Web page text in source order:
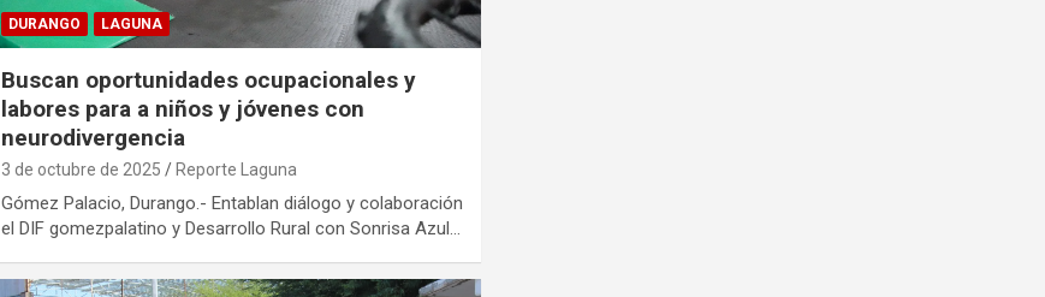
DURANGO LAGUNA
Buscan oportunidades ocupacionales y
labores para a niños y jóvenes con
neurodivergencia
3 de octubre de 2025 Reporte Laguna
Gómez Palacio, Durango.- Entablan diálogo y colaboración
el DIF gomezpalatino y Desarrollo Rural con Sonrisa Azul…